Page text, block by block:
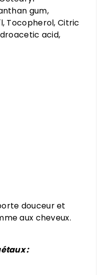
gum,
Tocopherol, Citric
acid,
douceur et
aux cheveux.
: